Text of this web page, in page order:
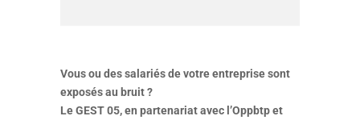
Vous ou des salariés de votre entreprise sont
exposés au bruit ?
Le GEST 05, en partenariat avec l’Oppbtp et